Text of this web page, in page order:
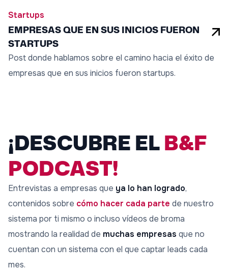
Startups
EMPRESAS QUE EN SUS INICIOS FUERON
STARTUPS
Post donde hablamos sobre el camino hacia el éxito de
empresas que en sus inicios fueron startups.
¡DESCUBRE ELB&F
PODCAST!
Entrevistas a empresas que ya lo han logrado,
contenidos sobre cómo hacer cada parte de nuestro
sistema por ti mismo o incluso vídeos de broma
mostrando la realidad de muchas empresas que no
cuentan con un sistema con el que captar leads cada
mes.